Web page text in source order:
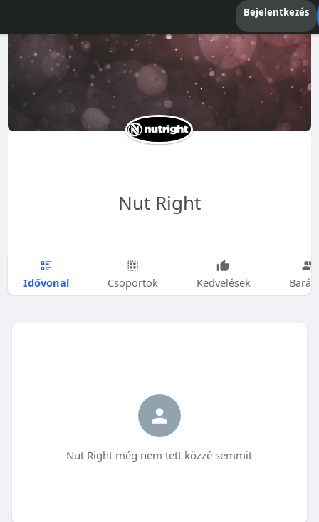
Bejelentkezés
Nut Right
Idővonal Csoportok Kedvelések
Nut Right még nem tett közzé semmit